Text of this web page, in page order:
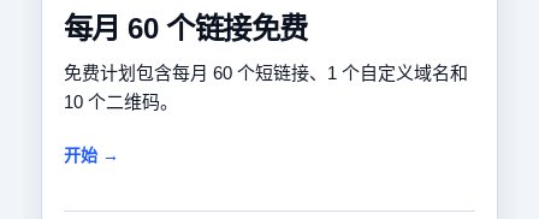
每月 60 个链接免费
免费计划包含每月 60 个短链接、1 个自定义域名和
10 个二维码。
开始 →